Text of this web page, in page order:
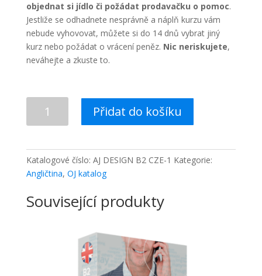
objednat si jídlo či požádat prodavačku o pomoc.
Jestliže se odhadnete nesprávně a náplň kurzu vám
nebude vyhovovat, můžete si do 14 dnů vybrat jiný
kurz nebo požádat o vrácení peněz. Nic neriskujete,
neváhejte a zkuste to.
angličtina
začátečníky
A2
Přidat do košíku
Katalogové číslo: AJ DESIGN B2 CZE-1 Kategorie:
Angličtina, OJ katalog
Související produkty